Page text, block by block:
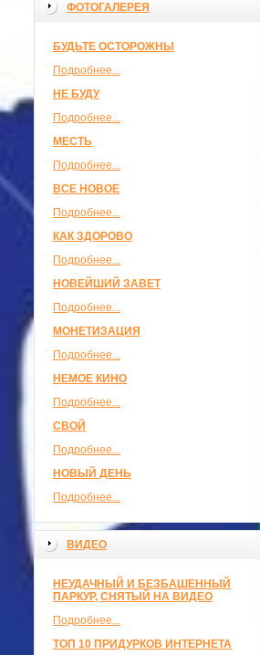
ФОТОГАЛЕРЕЯ
БУДЬТЕ ОСТОРОЖНЫ
Подробнее...
НЕ БУДУ
Подробнее...
МЕСТЬ
Подробнее...
ВСЕ НОВОЕ
Подробнее...
КАК ЗДОРОВО
Подробнее...
НОВЕЙШИЙ ЗАВЕТ
Подробнее...
МОНЕТИЗАЦИЯ
Подробнее...
НЕМОЕ КИНО
Подробнее...
СВОЙ
Подробнее...
НОВЫЙ ДЕНЬ
Подробнее...
ВИДЕО
НЕУДАЧНЫЙ И БЕЗБАШЕННЫЙ
ПАРКУР, СНЯТЫЙ НА ВИДЕО
Подробнее...
ТОП 10 ПРИДУРКОВ ИНТЕРНЕТА